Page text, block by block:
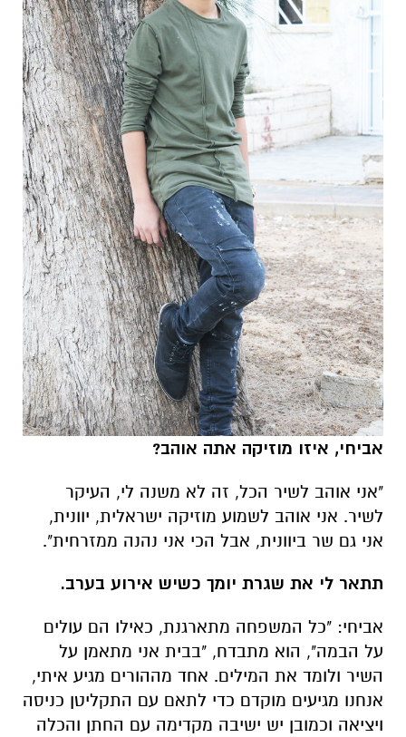
אביחי, איזו מוזיקה אתה אוהב?
"אני אוהב לשיר הכל, זה לא משנה לי, העיקר
לשיר. אני אוהב לשמוע מוזיקה ישראלית, יוונית,
אני גם שר ביוונית, אבל הכי אני נהנה ממזרחית".
תתאר לי את שגרת יומך כשיש אירוע בערב.
אביחי: "כל המשפחה מתארגנת, כאילו הם עולים
על הבמה", הוא מתבדח, "בבית אני מתאמן על
השיר ולומד את המילים. אחד מההורים מגיע איתי,
אנחנו מגיעים מוקדם כדי לתאם עם התקליטן כניסה
ויציאה וכמובן יש ישיבה מקדימה עם החתן והכלה